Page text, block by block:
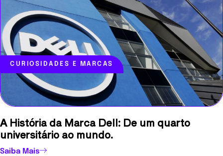
CURIOSIDADES E MARCAS
A História da Marca Dell: De um quarto
universitário ao mundo.
Saiba Mais